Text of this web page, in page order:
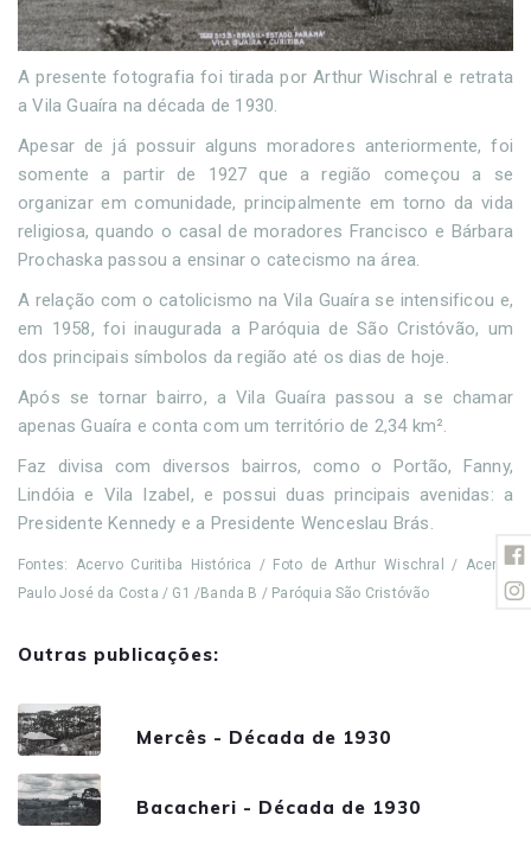
A presente fotografia foi tirada por Arthur Wischral e retrata
a Vila Guaíra na década de 1930.
Apesar de já possuir alguns moradores anteriormente, foi
somente a partir de 1927 que a região começou a se
organizar em comunidade, principalmente em torno da vida
religiosa, quando o casal de moradores Francisco e Bárbara
Prochaska passou a ensinar o catecismo na área.
A relação com o catolicismo na Vila Guaíra se intensificou e,
em 1958, foi inaugurada a Paróquia de São Cristóvão, um
dos principais símbolos da região até os dias de hoje.
Após se tornar bairro, a Vila Guaíra passou a se chamar
apenas Guaíra e conta com um território de 2,34 km².
Faz divisa com diversos bairros, como o Portão, Fanny,
Lindóia e Vila Izabel, e possui duas principais avenidas: a
Presidente Kennedy e a Presidente Wenceslau Brás.
Fontes: Acervo Curitiba Histórica / Foto de Arthur Wischral / Acervo
Paulo José da Costa / G1 /Banda B / Paróquia São Cristóvão
Outras publicações:
Mercês - Década de 1930
Bacacheri - Década de 1930